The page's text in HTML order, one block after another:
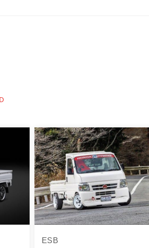
ンセルや変更は不可となりますので、
ださい。
の大型商品は、個人宅への直送・営業
カーによっては個人宅直送・営業所
の業者様をご指定することをお奨め致
先が自動車関連業者でなければ、配送
うえ、中身をご確認下さい。
合は商品出荷後5日以内にご連絡をお
ESB